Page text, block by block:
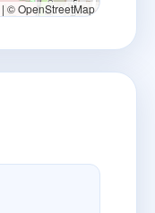
| © OpenStreetMap